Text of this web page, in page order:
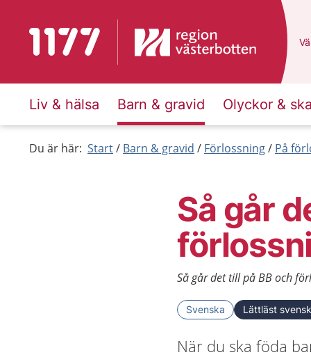
Till startsidan för 1177
Liv & hälsa Barn & gravid Olyckor &
Du är här: Start Barn & gravid Förlossning På
Så går
Så går det till på BB och
Svenska Lättläst
När du ska föda